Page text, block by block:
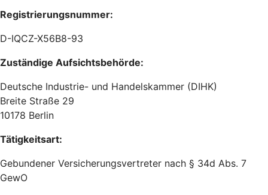
Registrierungsnummer:
D-IQCZ-X56B8-93
Zuständige Aufsichtsbehörde:
Deutsche Industrie- und Handelskammer (DIHK)
Breite Straße 29
10178 Berlin
Tätigkeitsart:
Gebundener Versicherungsvertreter nach § 34d Abs. 7
GewO